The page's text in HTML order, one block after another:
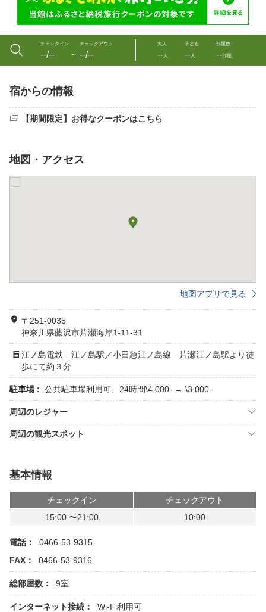
チェックイン
--/-- 〜
チェックアウト
--/--
大人
--人
子ども
--人
部屋数
--部屋
宿からの情報
【期間限定】お得なクーポンはこちら
地図・アクセス
地図アプリで見る
〒251-0035
神奈川県藤沢市片瀬海岸1-11-31
江ノ島電鉄 江ノ島駅／小田急江ノ島線 片瀬江ノ島駅より徒
歩にて約３分
駐車場 : 公共駐車場利用可、24時間\4,000- → \3,000-
周辺のレジャー
周辺の観光スポット
基本情報
チェックイン
チェックアウト
15:00 〜21:00
10:00
電話：
0466-53-9315
FAX：
0466-53-9316
総部屋数： 9室
インターネット接続： Wi-Fi利用可